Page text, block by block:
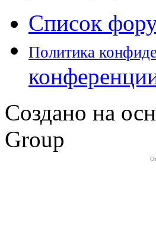
Список
Политика
Создано на
Group